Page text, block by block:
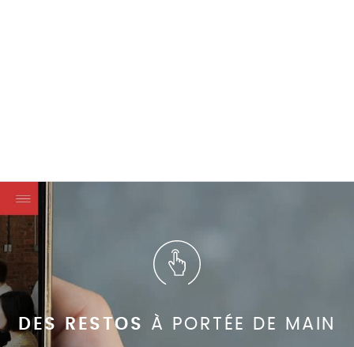
DES RESTOS À PORTÉE DE MAIN